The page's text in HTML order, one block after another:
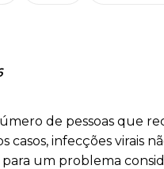
de pessoas que
infecções virais
um problema